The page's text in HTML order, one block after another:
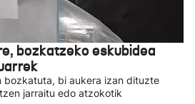
bozkatzeko eskubidea
bozkatuta, bi aukera izan dituzte
jarraitu edo atzokotik